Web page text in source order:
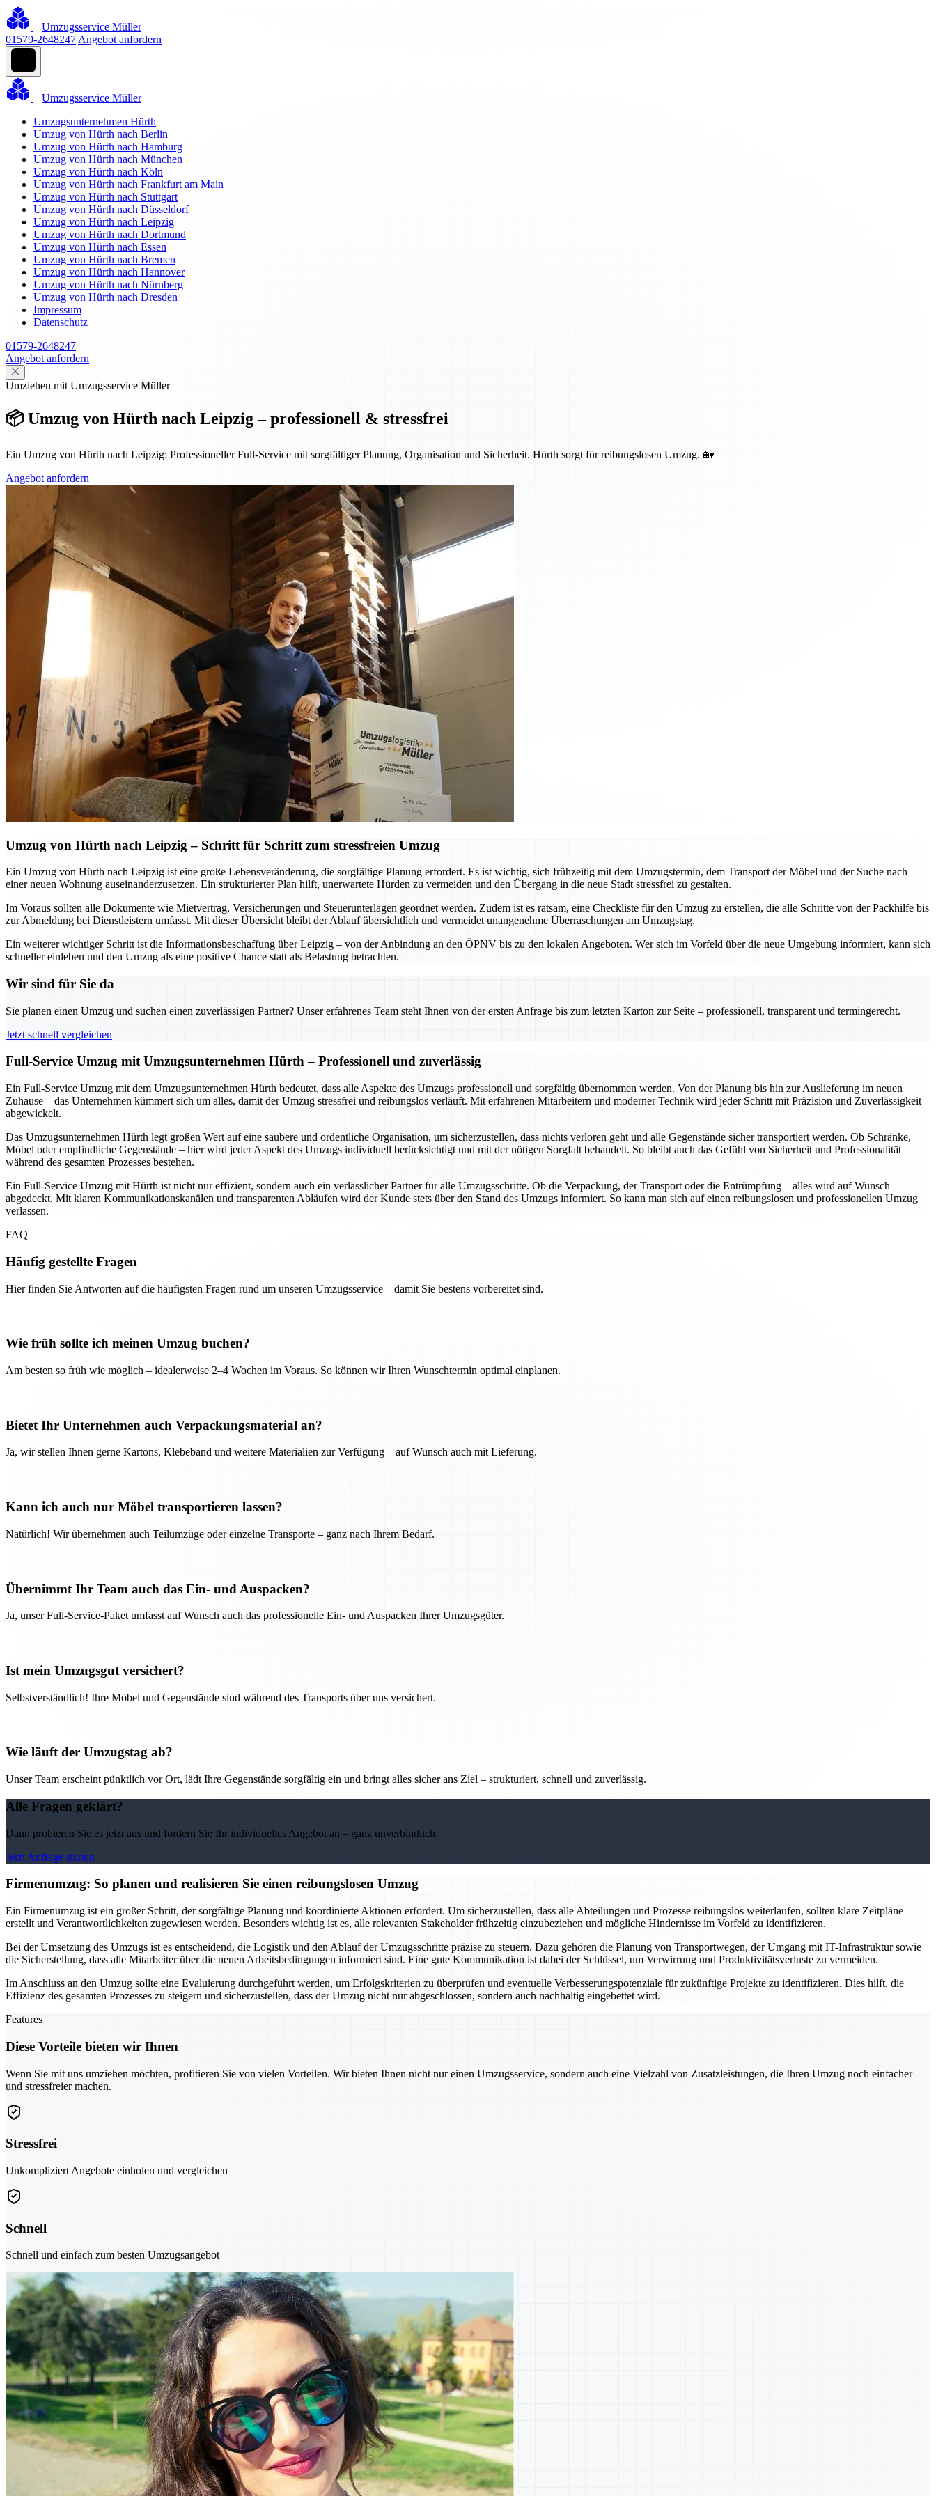
Umzugsservice Müller
01579-2648247 Angebot anfordern
Umzugsservice Müller
Umzugsunternehmen Hürth
Umzug von Hürth nach Berlin
Umzug von Hürth nach Hamburg
Umzug von Hürth nach München
Umzug von Hürth nach Köln
Umzug von Hürth nach Frankfurt am Main
Umzug von Hürth nach Stuttgart
Umzug von Hürth nach Düsseldorf
Umzug von Hürth nach Leipzig
Umzug von Hürth nach Dortmund
Umzug von Hürth nach Essen
Umzug von Hürth nach Bremen
Umzug von Hürth nach Hannover
Umzug von Hürth nach Nürnberg
Umzug von Hürth nach Dresden
Impressum
Datenschutz
01579-2648247
Angebot anfordern
Umziehen mit Umzugsservice Müller
📦 Umzug von Hürth nach Leipzig – professionell & stressfrei
Ein Umzug von Hürth nach Leipzig: Professioneller Full-Service mit sorgfältiger Planung, Organisation und Sicherheit. Hürth sorgt für reibungslosen Umzug. 🏡
Angebot anfordern
Umzug von Hürth nach Leipzig – Schritt für Schritt zum stressfreien Umzug
Ein Umzug von Hürth nach Leipzig ist eine große Lebensveränderung, die sorgfältige Planung erfordert. Es ist wichtig, sich frühzeitig mit dem Umzugstermin, dem Transport der Möbel und der Suche nach
einer neuen Wohnung auseinanderzusetzen. Ein strukturierter Plan hilft, unerwartete Hürden zu vermeiden und den Übergang in die neue Stadt stressfrei zu gestalten.
Im Voraus sollten alle Dokumente wie Mietvertrag, Versicherungen und Steuerunterlagen geordnet werden. Zudem ist es ratsam, eine Checkliste für den Umzug zu erstellen, die alle Schritte von der Packhilfe bis
zur Abmeldung bei Dienstleistern umfasst. Mit dieser Übersicht bleibt der Ablauf übersichtlich und vermeidet unangenehme Überraschungen am Umzugstag.
Ein weiterer wichtiger Schritt ist die Informationsbeschaffung über Leipzig – von der Anbindung an den ÖPNV bis zu den lokalen Angeboten. Wer sich im Vorfeld über die neue Umgebung informiert, kann sich
schneller einleben und den Umzug als eine positive Chance statt als Belastung betrachten.
Wir sind für Sie da
Sie planen einen Umzug und suchen einen zuverlässigen Partner? Unser erfahrenes Team steht Ihnen von der ersten Anfrage bis zum letzten Karton zur Seite – professionell, transparent und termingerecht.
Jetzt schnell vergleichen
Full-Service Umzug mit Umzugsunternehmen Hürth – Professionell und zuverlässig
Ein Full-Service Umzug mit dem Umzugsunternehmen Hürth bedeutet, dass alle Aspekte des Umzugs professionell und sorgfältig übernommen werden. Von der Planung bis hin zur Auslieferung im neuen
Zuhause – das Unternehmen kümmert sich um alles, damit der Umzug stressfrei und reibungslos verläuft. Mit erfahrenen Mitarbeitern und moderner Technik wird jeder Schritt mit Präzision und Zuverlässigkeit
abgewickelt.
Das Umzugsunternehmen Hürth legt großen Wert auf eine saubere und ordentliche Organisation, um sicherzustellen, dass nichts verloren geht und alle Gegenstände sicher transportiert werden. Ob Schränke,
Möbel oder empfindliche Gegenstände – hier wird jeder Aspekt des Umzugs individuell berücksichtigt und mit der nötigen Sorgfalt behandelt. So bleibt auch das Gefühl von Sicherheit und Professionalität
während des gesamten Prozesses bestehen.
Ein Full-Service Umzug mit Hürth ist nicht nur effizient, sondern auch ein verlässlicher Partner für alle Umzugsschritte. Ob die Verpackung, der Transport oder die Entrümpfung – alles wird auf Wunsch
abgedeckt. Mit klaren Kommunikationskanälen und transparenten Abläufen wird der Kunde stets über den Stand des Umzugs informiert. So kann man sich auf einen reibungslosen und professionellen Umzug
verlassen.
FAQ
Häufig gestellte Fragen
Hier finden Sie Antworten auf die häufigsten Fragen rund um unseren Umzugsservice – damit Sie bestens vorbereitet sind.
Wie früh sollte ich meinen Umzug buchen?
Am besten so früh wie möglich – idealerweise 2–4 Wochen im Voraus. So können wir Ihren Wunschtermin optimal einplanen.
Bietet Ihr Unternehmen auch Verpackungsmaterial an?
Ja, wir stellen Ihnen gerne Kartons, Klebeband und weitere Materialien zur Verfügung – auf Wunsch auch mit Lieferung.
Kann ich auch nur Möbel transportieren lassen?
Natürlich! Wir übernehmen auch Teilumzüge oder einzelne Transporte – ganz nach Ihrem Bedarf.
Übernimmt Ihr Team auch das Ein- und Auspacken?
Ja, unser Full-Service-Paket umfasst auf Wunsch auch das professionelle Ein- und Auspacken Ihrer Umzugsgüter.
Ist mein Umzugsgut versichert?
Selbstverständlich! Ihre Möbel und Gegenstände sind während des Transports über uns versichert.
Wie läuft der Umzugstag ab?
Unser Team erscheint pünktlich vor Ort, lädt Ihre Gegenstände sorgfältig ein und bringt alles sicher ans Ziel – strukturiert, schnell und zuverlässig.
Alle Fragen geklärt?
Dann probieren Sie es jetzt aus und fordern Sie Ihr individuelles Angebot an – ganz unverbindlich.
Jetzt Anfrage starten
Firmenumzug: So planen und realisieren Sie einen reibungslosen Umzug
Ein Firmenumzug ist ein großer Schritt, der sorgfältige Planung und koordinierte Aktionen erfordert. Um sicherzustellen, dass alle Abteilungen und Prozesse reibungslos weiterlaufen, sollten klare Zeitpläne
erstellt und Verantwortlichkeiten zugewiesen werden. Besonders wichtig ist es, alle relevanten Stakeholder frühzeitig einzubeziehen und mögliche Hindernisse im Vorfeld zu identifizieren.
Bei der Umsetzung des Umzugs ist es entscheidend, die Logistik und den Ablauf der Umzugsschritte präzise zu steuern. Dazu gehören die Planung von Transportwegen, der Umgang mit IT-Infrastruktur sowie
die Sicherstellung, dass alle Mitarbeiter über die neuen Arbeitsbedingungen informiert sind. Eine gute Kommunikation ist dabei der Schlüssel, um Verwirrung und Produktivitätsverluste zu vermeiden.
Im Anschluss an den Umzug sollte eine Evaluierung durchgeführt werden, um Erfolgskriterien zu überprüfen und eventuelle Verbesserungspotenziale für zukünftige Projekte zu identifizieren. Dies hilft, die
Effizienz des gesamten Prozesses zu steigern und sicherzustellen, dass der Umzug nicht nur abgeschlossen, sondern auch nachhaltig eingebettet wird.
Features
Diese Vorteile bieten wir Ihnen
Wenn Sie mit uns umziehen möchten, profitieren Sie von vielen Vorteilen. Wir bieten Ihnen nicht nur einen Umzugsservice, sondern auch eine Vielzahl von Zusatzleistungen, die Ihren Umzug noch einfacher
und stressfreier machen.
Stressfrei
Unkompliziert Angebote einholen und vergleichen
Schnell
Schnell und einfach zum besten Umzugsangebot